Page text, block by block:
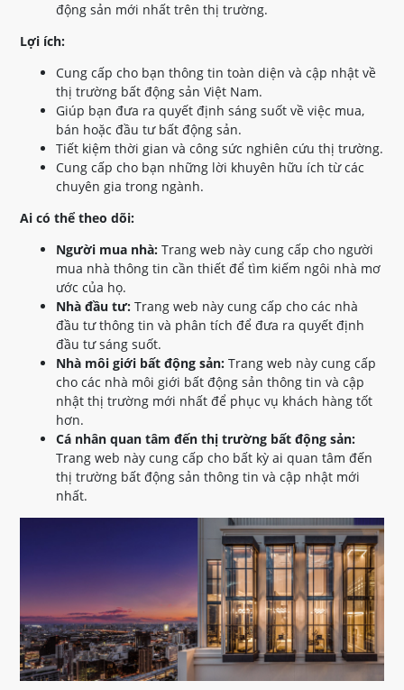
động sản mới nhất trên thị trường.
Lợi ích:
Cung cấp cho bạn thông tin toàn diện và cập nhật về
thị trường bất động sản Việt Nam.
Giúp bạn đưa ra quyết định sáng suốt về việc mua,
bán hoặc đầu tư bất động sản.
Tiết kiệm thời gian và công sức nghiên cứu thị trường.
Cung cấp cho bạn những lời khuyên hữu ích từ các
chuyên gia trong ngành.
Ai có thể theo dõi:
Người mua nhà: Trang web này cung cấp cho người
mua nhà thông tin cần thiết để tìm kiếm ngôi nhà mơ
ước của họ.
Nhà đầu tư: Trang web này cung cấp cho các nhà
đầu tư thông tin và phân tích để đưa ra quyết định
đầu tư sáng suốt.
Nhà môi giới bất động sản: Trang web này cung cấp
cho các nhà môi giới bất động sản thông tin và cập
nhật thị trường mới nhất để phục vụ khách hàng tốt
hơn.
Cá nhân quan tâm đến thị trường bất động sản:
Trang web này cung cấp cho bất kỳ ai quan tâm đến
thị trường bất động sản thông tin và cập nhật mới
nhất.